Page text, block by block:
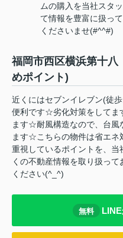
ムの購入を当社スタ
て情報を豊富に扱っ
くださいませ(#^^#)
福岡市西区横浜第十
めポイント)
近くにはセブンイレブン(徒
便利です☆劣化対策をしてま
ます☆耐風構造なので、台風
ます☆こちらの物件は省エ
重視しているポイントを、
くの不動産情報を取り扱っ
ください(^_^)
無料